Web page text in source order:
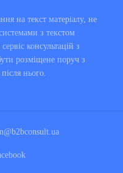
на текст матеріалу, не
з текстом
консультацій з
розміщене поруч з
нього.